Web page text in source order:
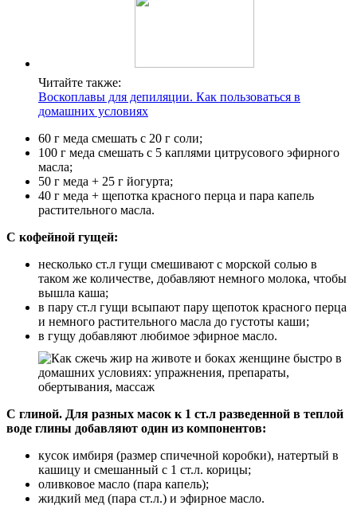
Читайте также:
Воскоплавы для депиляции. Как пользоваться в
домашних условиях
60 г меда смешать с 20 г соли;
100 г меда смешать с 5 каплями цитрусового эфирного
масла;
50 г меда + 25 г йогурта;
40 г меда + щепотка красного перца и пара капель
растительного масла.
С кофейной гущей:
несколько ст.л гущи смешивают с морской солью в
таком же количестве, добавляют немного молока, чтобы
вышла каша;
в пару ст.л гущи всыпают пару щепоток красного перца
и немного растительного масла до густоты каши;
в гущу добавляют любимое эфирное масло.
С глиной. Для разных масок к 1 ст.л разведенной в теплой
воде глины добавляют один из компонентов:
кусок имбиря (размер спичечной коробки), натертый в
кашицу и смешанный с 1 ст.л. корицы;
оливковое масло (пара капель);
жидкий мед (пара ст.л.) и эфирное масло.